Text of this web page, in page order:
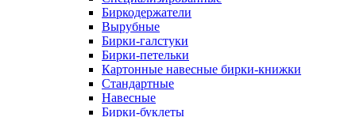
Биркодержатели
Вырубные
Бирки-галстуки
Бирки-петельки
Картонные навесные бирки-книжки
Стандартные
Навесные
Бирки-буклеты